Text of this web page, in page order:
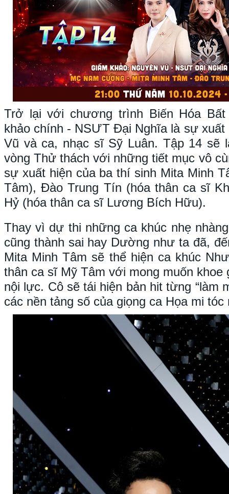
Trở lại với chương trình Biến Hóa
khảo chính - NSƯT Đại Nghĩa là sự xuất
Vũ và ca, nhạc sĩ Sỹ Luân. Tập 14 sẽ
vòng Thử thách với những tiết mục vô
sự xuất hiện của ba thí sinh Mita Minh
Tâm), Đào Trung Tín (hóa thân ca sĩ
Hỷ (hóa thân ca sĩ Lương Bích Hữu).
Thay vì dự thi những ca khúc nhẹ
cũng thành sai hay Dường như ta đã,
Mita Minh Tâm sẽ thể hiện ca khúc
thân ca sĩ Mỹ Tâm với mong muốn khoe
nội lực. Cô sẽ tái hiện bản hit từng “làm
các nền tảng số của giọng ca Họa mi tóc